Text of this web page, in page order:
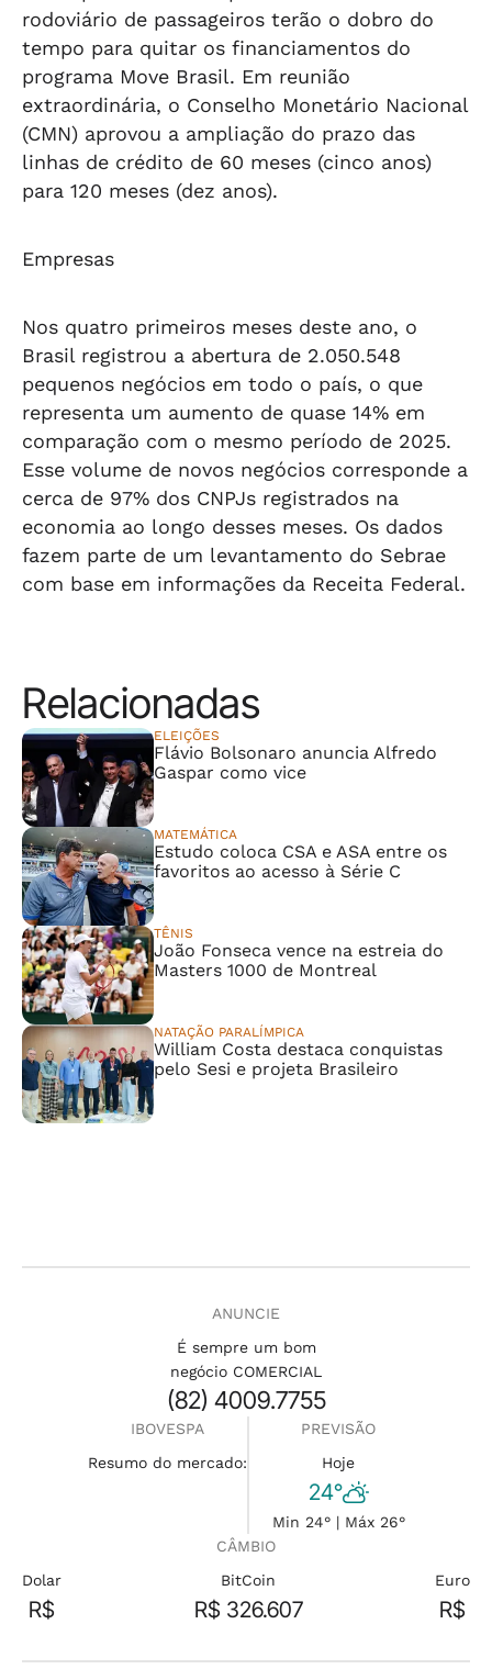
rodoviário de passageiros terão o dobro do
tempo para quitar os financiamentos do
programa Move Brasil. Em reunião
extraordinária, o Conselho Monetário Nacional
(CMN) aprovou a ampliação do prazo das
linhas de crédito de 60 meses (cinco anos)
para 120 meses (dez anos).
Empresas
Nos quatro primeiros meses deste ano, o
Brasil registrou a abertura de 2.050.548
pequenos negócios em todo o país, o que
representa um aumento de quase 14% em
comparação com o mesmo período de 2025.
Esse volume de novos negócios corresponde a
cerca de 97% dos CNPJs registrados na
economia ao longo desses meses. Os dados
fazem parte de um levantamento do Sebrae
com base em informações da Receita Federal.
Relacionadas
ELEIÇÕES
Flávio Bolsonaro anuncia Alfredo
Gaspar como vice
MATEMÁTICA
Estudo coloca CSA e ASA entre os
favoritos ao acesso à Série C
TÊNIS
João Fonseca vence na estreia do
Masters 1000 de Montreal
NATAÇÃO PARALÍMPICA
William Costa destaca conquistas
pelo Sesi e projeta Brasileiro
ANUNCIE
É sempre um bom
negócio COMERCIAL
(82) 4009.7755
IBOVESPA
Resumo do mercado:
PREVISÃO
Hoje
24°
Min 24° | Máx 26°
CÂMBIO
Dolar
R$
BitCoin
R$ 326.607
Euro
R$